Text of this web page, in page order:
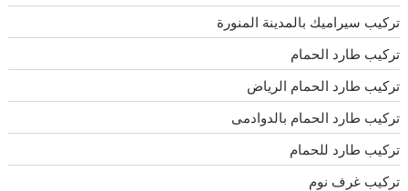
تركيب سيراميك بالمدينة المنورة
تركيب طارد الحمام
تركيب طارد الحمام الرياض
تركيب طارد الحمام بالدوادمى
تركيب طارد للحمام
تركيب غرف نوم